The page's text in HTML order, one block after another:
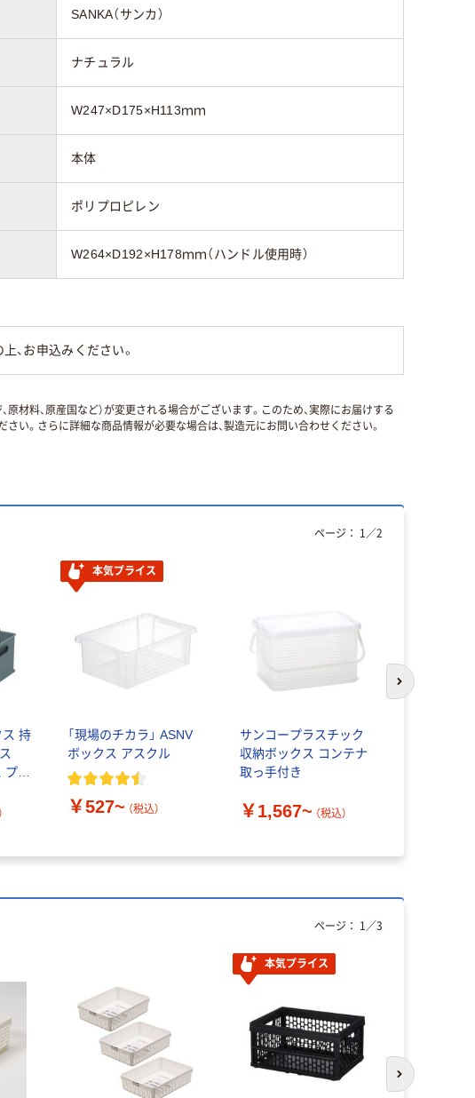
SANKA（サンカ）
ナチュラル
W247×D175×H113ｍｍ
本体
ポリプロピレン
W264×D192×H178ｍｍ（ハンドル使用時）
、お申込みください。
材料、原産国など）が変更される場合がございます。このため、実際にお届けする
い。さらに詳細な商品情報が必要な場合は、製造元にお問い合わせください。
ス 持
プラ
本気プライス
「現場のチカラ」 ASNV
ボックス アスクル
￥527~ （税込）
サンコープラスチック
収納ボックス コンテナ
取っ手付き
￥1,567~ （税込）
ページ： 1 ／2
次のスライド
本気プライス
ページ： 1 ／3
次のスライド